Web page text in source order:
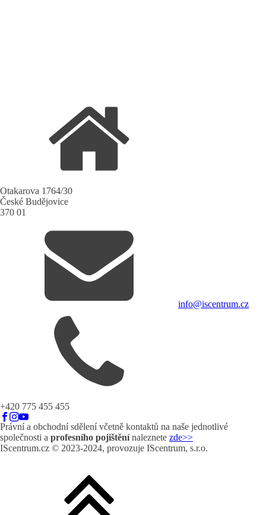
Otakarova 1764/30
České Budějovice
370 01
info@iscentrum.cz
+420 775 455 455
Právní a obchodní sdělení včetně kontaktů na naše jednotlivé
společnosti a profesního pojištěnínaleznete zde>>
IScentrum.cz © 2023-2024, provozuje IScentrum, s.r.o.